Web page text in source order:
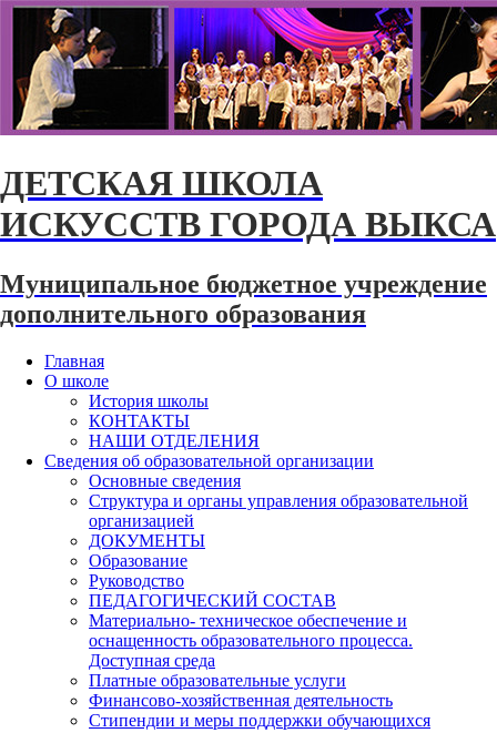
ДЕТСКАЯ ШКОЛА
ИСКУССТВ ГОРОДА ВЫКСА
Муниципальное бюджетное учреждение
дополнительного образования
Главная
О школе
История школы
КОНТАКТЫ
НАШИ ОТДЕЛЕНИЯ
Сведения об образовательной организации
Основные сведения
Структура и органы управления образовательной
организацией
ДОКУМЕНТЫ
Образование
Руководство
ПЕДАГОГИЧЕСКИЙ СОСТАВ
Материально- техническое обеспечение и
оснащенность образовательного процесса.
Доступная среда
Платные образовательные услуги
Финансово-хозяйственная деятельность
Стипендии и меры поддержки обучающихся